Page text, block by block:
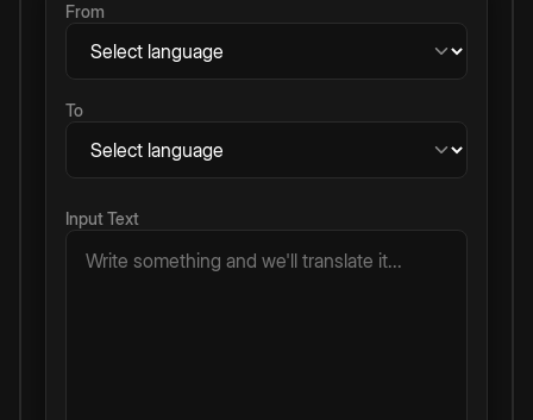
From
To
Input Text